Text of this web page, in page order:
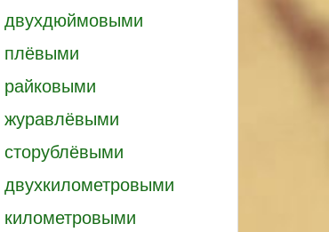
двухдюймовыми
плёвыми
райковыми
журавлёвыми
сторублёвыми
двухкилометровыми
километровыми